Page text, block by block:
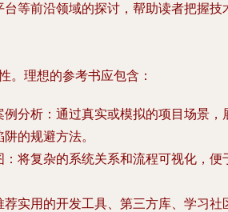
等前沿领域的探讨，帮助读者把握技
。理想的参考书应包含：
例分析 ：通过真实或模拟的项目场景，
的规避方法。
：将复杂的系统关系和流程可视化，便
荐实用的开发工具、第三方库、学习社